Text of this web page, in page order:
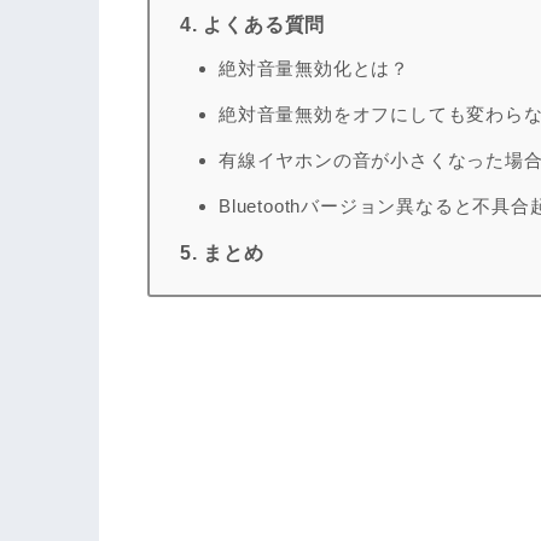
4. よくある質問
絶対音量無効化とは？
絶対音量無効をオフにしても変わら
有線イヤホンの音が小さくなった場合
Bluetoothバージョン異なると不具合
5. まとめ